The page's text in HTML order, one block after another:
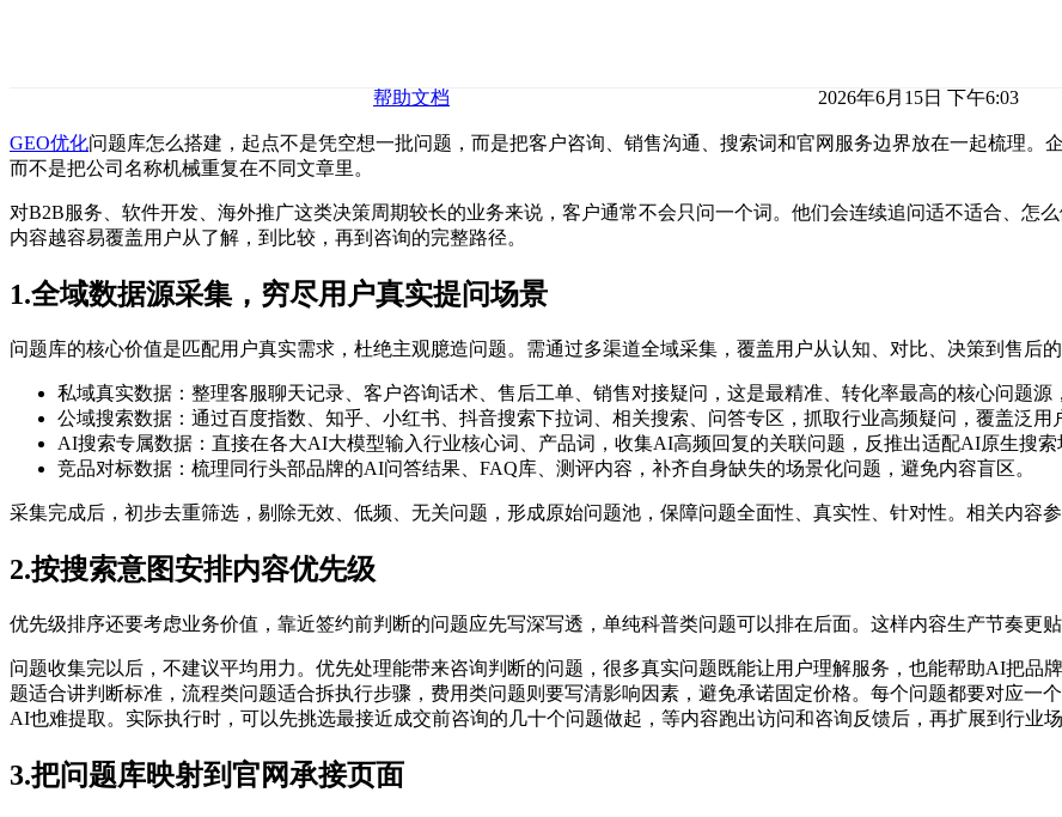
帮助文档 2026年6月15日 下午6:03
GEO优化问题库怎么搭建，起点不是凭空想一批问题，而是把客户咨询、销售沟通、搜索词和官网服务边界放在一起梳理。
而不是把公司名称机械重复在不同文章里。
对B2B服务、软件开发、海外推广这类决策周期较长的业务来说，客户通常不会只问一个词。他们会连续追问适不适合、怎
内容越容易覆盖用户从了解，到比较，再到咨询的完整路径。
1.全域数据源采集，穷尽用户真实提问场景
问题库的核心价值是匹配用户真实需求，杜绝主观臆造问题。需通过多渠道全域采集，覆盖用户从认知、对比、决策到售后
私域真实数据：整理客服聊天记录、客户咨询话术、售后工单、销售对接疑问，这是最精准、转化率最高的核心问题源
公域搜索数据：通过百度指数、知乎、小红书、抖音搜索下拉词、相关搜索、问答专区，抓取行业高频疑问，覆盖泛用
AI搜索专属数据：直接在各大AI大模型输入行业核心词、产品词，收集AI高频回复的关联问题，反推出适配AI原生搜索
竞品对标数据：梳理同行头部品牌的AI问答结果、FAQ库、测评内容，补齐自身缺失的场景化问题，避免内容盲区。
采集完成后，初步去重筛选，剔除无效、低频、无关问题，形成原始问题池，保障问题全面性、真实性、针对性。相关内容参
2.按搜索意图安排内容优先级
优先级排序还要考虑业务价值，靠近签约前判断的问题应先写深写透，单纯科普类问题可以排在后面。这样内容生产节奏更
问题收集完以后，不建议平均用力。优先处理能带来咨询判断的问题，很多真实问题既能让用户理解服务，也能帮助AI把品
题适合讲判断标准，流程类问题适合拆执行步骤，费用类问题则要写清影响因素，避免承诺固定价格。每个问题都要对应一
AI也难提取。实际执行时，可以先挑选最接近成交前咨询的几十个问题做起，等内容跑出访问和咨询反馈后，再扩展到行业场
3.把问题库映射到官网承接页面